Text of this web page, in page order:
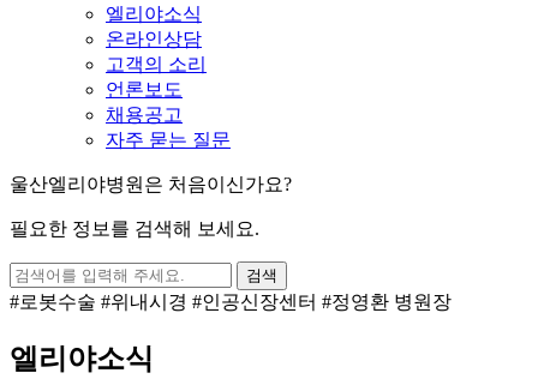
엘리야소식
온라인상담
고객의 소리
언론보도
채용공고
자주 묻는 질문
울산엘리야병원은 처음이신가요?
필요한 정보를 검색해 보세요.
검색
#로봇수술 #위내시경 #인공신장센터 #정영환 병원장
엘리야소식